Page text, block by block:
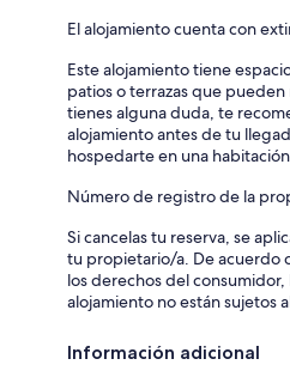
El alojamiento cuenta con
Este alojamiento tiene
patios o terrazas que
tienes alguna duda, te
alojamiento antes de tu
hospedarte en una
Número de registro de la
Si cancelas tu reserva, se
tu propietario/a. De acuerdo
los derechos del
alojamiento no están sujetos
Información adicional